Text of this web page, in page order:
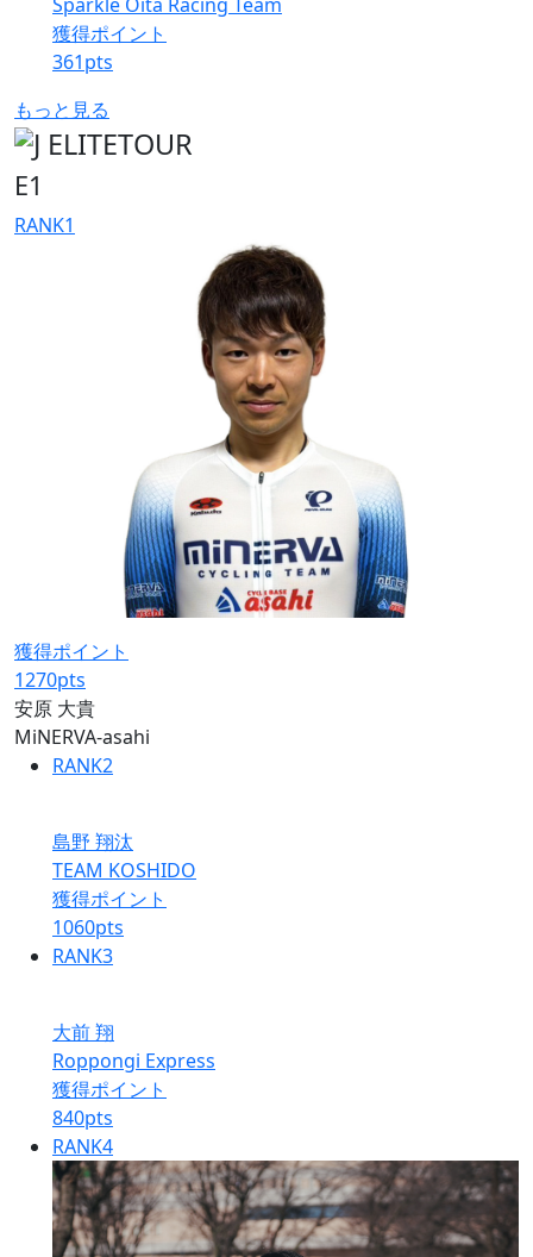
獲得ポイント
361pts
もっと見る
E1
RANK1
獲得ポイント
1270pts
安原 大貴
MiNERVA-asahi
RANK2
島野 翔汰
TEAM KOSHIDO
獲得ポイント
1060pts
RANK3
大前 翔
Roppongi Express
獲得ポイント
840pts
RANK4